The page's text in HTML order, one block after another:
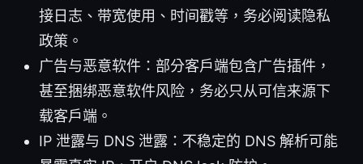
接日志、带宽使用、时间戳等，务必阅读隐私
政策。
广告与恶意软件：部分客户端包含广告插件，
甚至捆绑恶意软件风险，务必只从可信来源下
载客户端。
IP 泄露与 DNS 泄露：不稳定的 DNS 解析可能